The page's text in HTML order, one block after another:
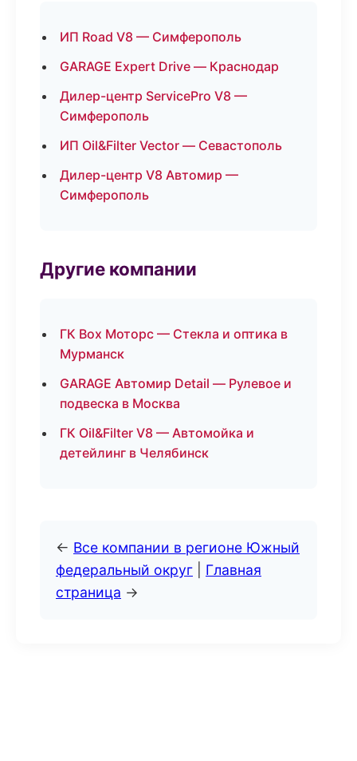
ИП Road V8 — Симферополь
GARAGE Expert Drive — Краснодар
Дилер-центр ServicePro V8 —
Симферополь
ИП Oil&Filter Vector — Севастополь
Дилер-центр V8 Автомир —
Симферополь
Другие компании
ГК Box Моторс — Стекла и оптика в
Мурманск
GARAGE Автомир Detail — Рулевое и
подвеска в Москва
ГК Oil&Filter V8 — Автомойка и
детейлинг в Челябинск
← Все компании в регионе Южный
федеральный округ
Главная
страница →